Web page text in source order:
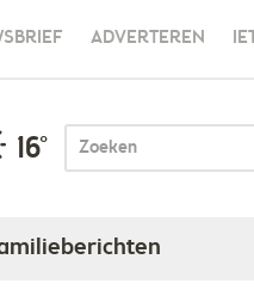
ADVERTEREN
16°